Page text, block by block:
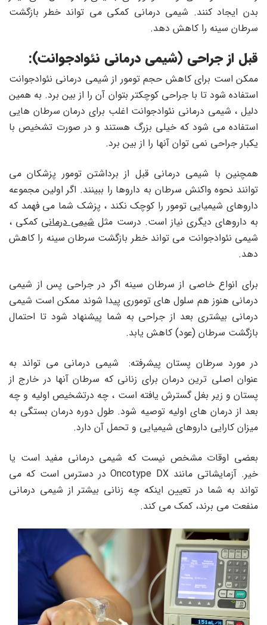
بدن ایجاد کنند. شیمی درمانی کمکی می تواند خطر بازگشت
سرطان سینه را کاهش دهد.
قبل از جراحی (شیمی درمانی نئوادجوانت):
ممکن است برای کاهش حجم تومور از شیمی درمانی نئوادجوانت
استفاده شود تا با جراحی کوچکتر بتوان آن را از بین برد. به همین
دلیل ، شیمی درمانی نئوادجوانت اغلب برای درمان سرطان هایی
استفاده می شود که خیلی بزرگ هستند و در صورت تشخیص با
یکبار جراحی نمی توان آنها را از بین برد.
همچنین با شیمی درمانی قبل از برداشتن تومور پزشکان می
توانند نحوه واکنش سرطان به داروها را ببینند. اگر اولین مجموعه
داروهای شیمیایی تومور را کوچک نکند ، پزشک شما می فهمد که
به داروهای دیگری نیاز است. درست مثلشیمی درمانی کمکی ،
شیمی نئوادجوانت می تواند خطر بازگشت سرطان سینه را کاهش
دهد.
برای انواع خاصی از سرطان سینه اگر در جراحی پس از شیمی
درمانی هنوز هم سلول های توموری پیدا شوند ممکن است شیمی
درمانی بیشتری بعد از جراحی به شما پیشنهاد شود تا احتمال
بازگشت سرطان (عود) کاهش یابد.
در مورد سرطان پستان پیشرفته: شیمی درمانی می تواند به
عنوان اصلی ترین درمان برای زنانی که سرطان آنها در خارج از
پستان و زیر بغل گسترش یافته است ، چه درتشخیص اولیه و چه
بعد از درمان های اولیه توصیه شود. طول دوره درمان بستگی به
میزان کارایی داروهای شیمیایی و تحمل آن دارد.
بعضی اوقات مشخص نیست که شیمی درمانی مفید است یا
خیر. آزمایشاتی مانند Oncotype DX در دسترس است که می
تواند به شما در تعیین اینکه چه زنانی بیشتر از شیمی درمانی
منفعت می برند، کمک می کند.